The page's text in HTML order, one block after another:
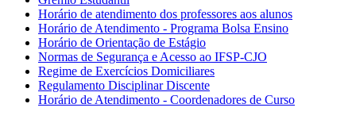
Horário de atendimento dos professores aos alunos
Horário de Atendimento - Programa Bolsa Ensino
Horário de Orientação de Estágio
Normas de Segurança e Acesso ao IFSP-CJO
Regime de Exercícios Domiciliares
Regulamento Disciplinar Discente
Horário de Atendimento - Coordenadores de Curso